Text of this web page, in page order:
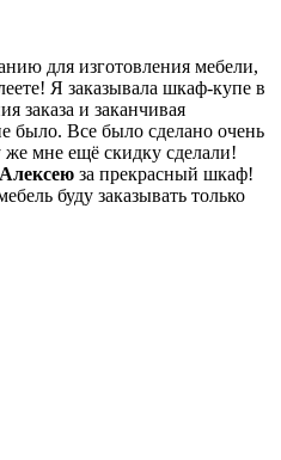
для изготовления мебели,
Я заказывала шкаф-купе в
заказа и заканчивая
было. Все было сделано очень
мне ещё скидку сделали!
Алексею за прекрасный шкаф!
буду заказывать только